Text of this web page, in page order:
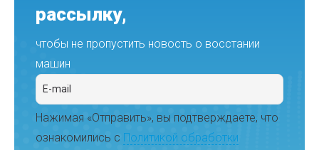
рассылку,
чтобы не пропустить новость о восстании
машин
Нажимая «Отправить», вы подтверждаете, что
ознакомились с Политикой обработки